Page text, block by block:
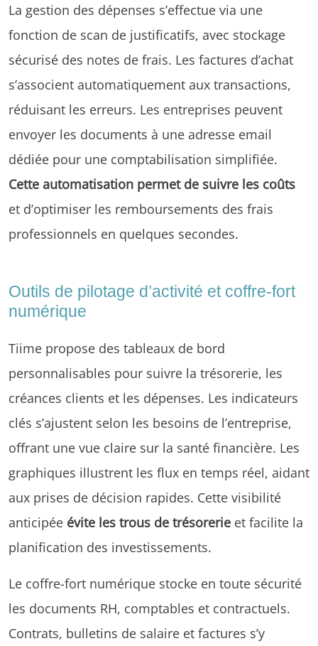
La gestion des dépenses s’effectue via une
fonction de scan de justificatifs, avec stockage
sécurisé des notes de frais. Les factures d’achat
s’associent automatiquement aux transactions,
réduisant les erreurs. Les entreprises peuvent
envoyer les documents à une adresse email
dédiée pour une comptabilisation simplifiée.
Cette automatisation permet de suivre les coûts
et d’optimiser les remboursements des frais
professionnels en quelques secondes.
Outils de pilotage d’activité et coffre-fort
numérique
Tiime propose des tableaux de bord
personnalisables pour suivre la trésorerie, les
créances clients et les dépenses. Les indicateurs
clés s’ajustent selon les besoins de l’entreprise,
offrant une vue claire sur la santé financière. Les
graphiques illustrent les flux en temps réel, aidant
aux prises de décision rapides. Cette visibilité
anticipée évite les trous de trésorerie et facilite la
planification des investissements.
Le coffre-fort numérique stocke en toute sécurité
les documents RH, comptables et contractuels.
Contrats, bulletins de salaire et factures s’y